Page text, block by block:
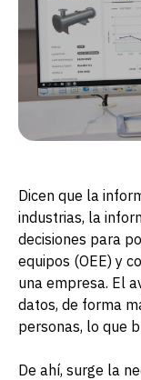
Dicen que la
industrias, la
decisiones para
equipos (OEE) y
una empresa. El
datos, de forma
personas, lo que
De ahí, surge la